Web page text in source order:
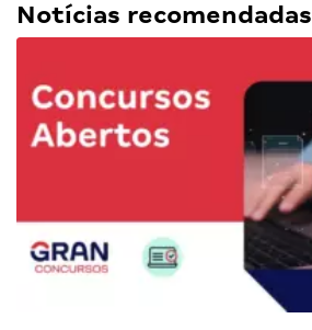
Notícias recomendadas